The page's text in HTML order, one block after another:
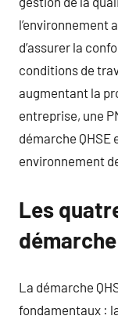
l’environnement
d’assurer la
conditions de
augmentant la
entreprise, une
démarche
environnement
Les
démarche
La démarche
fondamentaux :